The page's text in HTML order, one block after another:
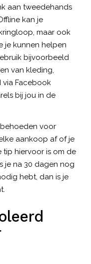
aan tweedehands
kan je
maar ook
je kunnen helpen
bijvoorbeeld
van kleding,
via Facebook
bij jou in de
voor
aankoop af of je
hiervoor is om de
je na 30 dagen nog
hebt, dan is je